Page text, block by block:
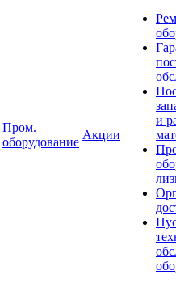
Пром.
оборудование
Акции
и